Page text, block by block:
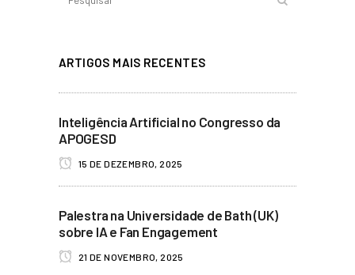
ARTIGOS MAIS RECENTES
Inteligência Artificial no Congresso da
APOGESD
15 DE DEZEMBRO, 2025
Palestra na Universidade de Bath (UK)
sobre IA e Fan Engagement
21 DE NOVEMBRO, 2025